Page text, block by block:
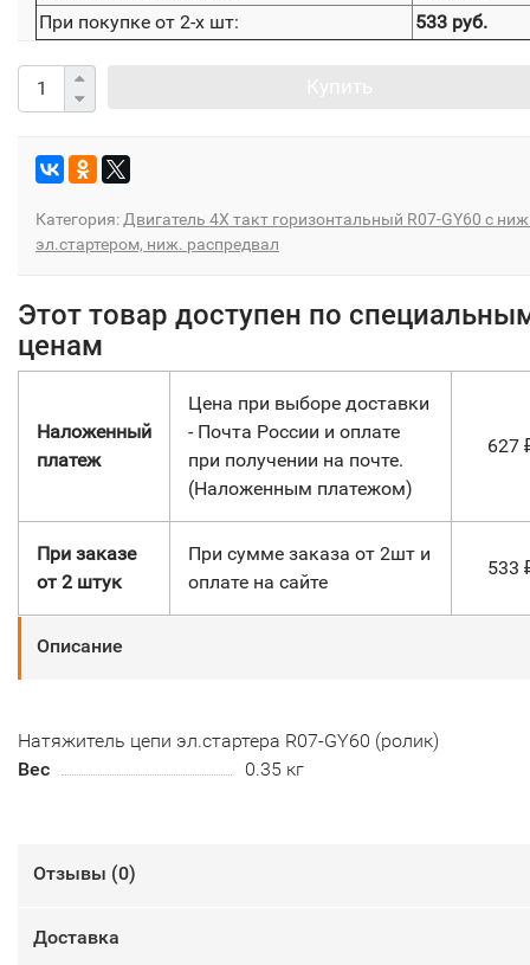
При покупке от 2-х шт:
533 руб.
Категория: Двигатель 4Х такт горизонтальный R07-GY60 с
эл.стартером, ниж. распредвал
Этот товар доступен по
ценам
Наложенный
платеж
Цена при выборе доставки
- Почта России и оплате
при получении на почте.
(Наложенным платежом)
627
При заказе
от 2 штук
При сумме заказа от 2шт и
оплате на сайте
533
Описание
Натяжитель цепи эл.стартера R07-GY60 (ролик)
Вес
0.35 кг
Отзывы (0)
Доставка